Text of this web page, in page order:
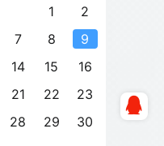
1
2
7 8
9
14 15
16
21 22
23
28 29
30